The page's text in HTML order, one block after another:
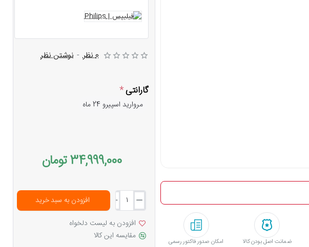
ﺿﻤﺎﻧﺖ اﺻﻞ ﺑﻮدن ﮐﺎﻟﺎ امکان صدور فاکتور رسمی
0 نظر - نوشتن نظر
گارانتی
مروارید اسپیرو 24 ماه
34,999,000 تومان
افزودن به سبد خرید
افزودن به لیست دلخواه
مقایسه این کالا